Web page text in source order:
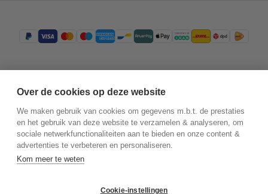
Over de cookies op deze website
We maken gebruik van cookies om gegevens m.b.t. de prestaties
en het gebruik van deze website te verzamelen & analyseren, om
sociale netwerkfunctionaliteiten aan te bieden en onze content &
advertenties te verbeteren en personaliseren.
Kom meer te weten
Cookie-instellingen